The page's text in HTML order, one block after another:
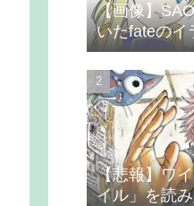
【画像】
いたfateのイ
ｗｗｗ
【悲報】ワ
イル」を読